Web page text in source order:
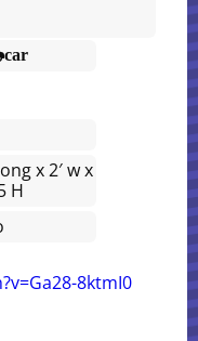
car
x 2′ w x
H
8ktmI0